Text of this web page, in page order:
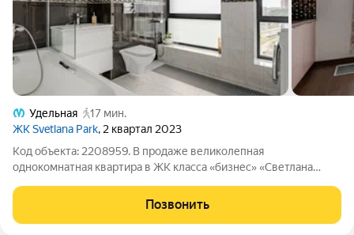
Удельная
17 мин.
ЖК Svetlana Park, 2 квартал 2023
Код объекта: 2208959. В продаже великолепная
однокомнатная квартира в ЖК класса «бизнес» «Светлана
пространстве, где каждый метр создан с заботой о вас. Жилой
комплекс находится в
Позвонить